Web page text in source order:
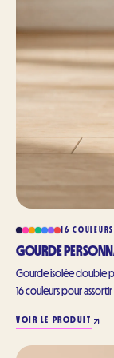
16 COULEURS
GOURDE
Gourde isolée double
16 couleurs pour
VOIR LE PRODUIT